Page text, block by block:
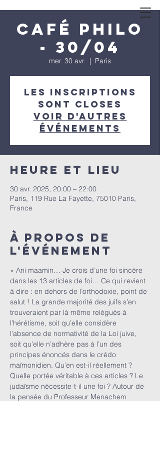
Café philo
- 30/04
mer. 30 avr.
  |
Paris
Les inscriptions
sont closes
Voir d'autres
événements
Heure et lieu
30 avr. 2025, 20:00 – 22:00
Paris, 119 Rue La Fayette, 75010 Paris,
France
À propos de
l'événement
« Ani maamin… Je crois d’une foi sincère
dans les 13 articles de foi… Ce qui revient
à dire : en dehors de l’orthodoxie, point de
salut ! La grande majorité des juifs s’en
trouveraient par là même relégués à
l’hérétisme, soit qu’elle considère
l’absence de normativité de la Loi juive,
soit qu’elle n’adhère pas à l’un des
principes énoncés dans le crédo
maïmonidien. Qu’en est-il réellement ?
Quelle portée véritable à ces articles ? Le
judaïsme nécessite-t-il une foi ? Autour de
la pensée du Professeur Menachem